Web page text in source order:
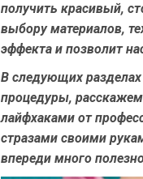
получить красивый,
выбору материалов,
эффекта и позволит
В следующих
процедуры,
лайфхаками от
стразами своими
впереди много